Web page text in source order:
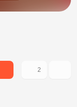
2